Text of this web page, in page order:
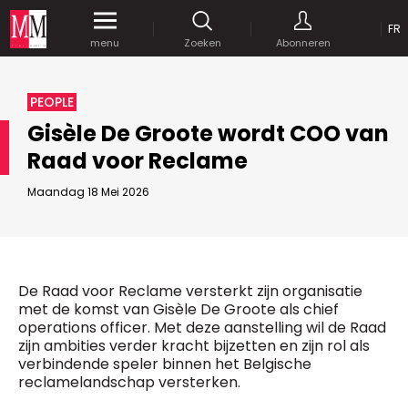
menu Zoeken Abonneren
FR
PEOPLE
Gisèle De Groote wordt COO van
Raad voor Reclame
Maandag 18 Mei 2026
De Raad voor Reclame versterkt zijn organisatie
met de komst van Gisèle De Groote als chief
operations officer. Met deze aanstelling wil de Raad
zijn ambities verder kracht bijzetten en zijn rol als
verbindende speler binnen het Belgische
reclamelandschap versterken.
JE WACHTWOORD VERSTUREN
OP
MARCOM WORLD SRL
Mix Brussels - Vorstlaan 25 bus 5
1160 Brussels - Belgïe
E-mail :info@mm.be
Managing Director
Jean-Vianney Philippe
0471 92 01 98
jeanvianney@mm.be
Gebruikaanhalingstekens("") rond de
zoektermen, zodat er op de exacte combinatie
gezocht wordt.
Gebruik hetplusteken (+)tussen de zoektermen
als u op zoek wilt gaan naar artikels die één of
Krijg gedurende een maand gratistoegang
Bedrijfsabonnement